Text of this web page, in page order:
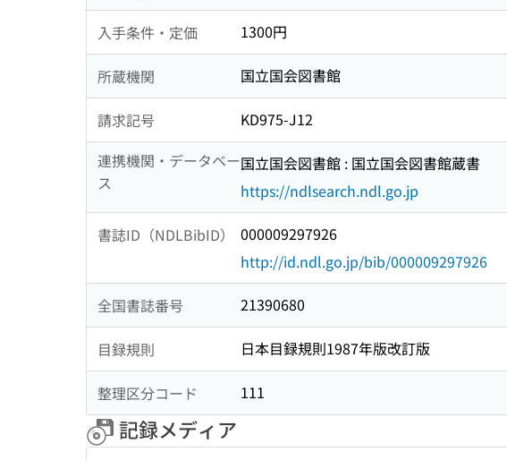
入手条件・定価 1300円
所蔵機関 国立国会図書館
請求記号
KD975-J12
連携機関・データベー
ス
国立国会図書館 : 国立国会図書館蔵書
https://ndlsearch.ndl.go.jp
書誌ID（NDLBibID）
000009297926
http://id.ndl.go.jp/bib/000009297926
全国書誌番号 21390680
目録規則 日本目録規則1987年版改訂版
整理区分コード 111
記録メディア